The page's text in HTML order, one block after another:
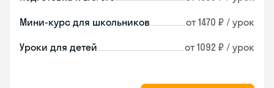
Мини-курс для школьников от 1470 ₽ / урок
Уроки для детей от 1092 ₽ / урок